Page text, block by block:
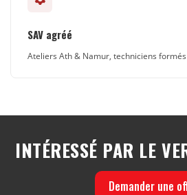
SAV agréé
Ateliers Ath & Namur, techniciens
INTÉRESSÉ PAR LE
Demander une